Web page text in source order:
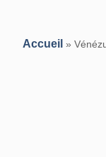
Accueil »